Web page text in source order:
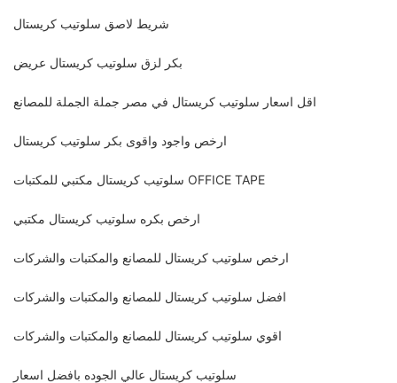
شريط لاصق سلوتيب كريستال
بكر لزق سلوتيب كريستال عريض
اقل اسعار سلوتيب كريستال في مصر جملة الجملة للمصانع
ارخص واجود واقوى بكر سلوتيب كريستال
سلوتيب كريستال مكتبي للمكتبات OFFICE TAPE
ارخص بكره سلوتيب كريستال مكتبي
ارخص سلوتيب كريستال للمصانع والمكتبات والشركات
افضل سلوتيب كريستال للمصانع والمكتبات والشركات
اقوي سلوتيب كريستال للمصانع والمكتبات والشركات
سلوتيب كريستال عالي الجوده بافضل اسعار